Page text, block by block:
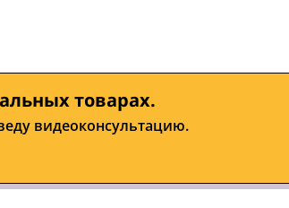
товарах.
видеоконсультацию.